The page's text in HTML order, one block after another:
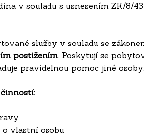
v souladu s usnesením ZK/8/
služby v souladu se
postižením . Poskytují se
pravidelnou pomoc jiné osoby.
vlastní osobu